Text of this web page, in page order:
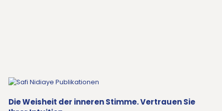
Die Weisheit der inneren Stimme. Vertrauen Sie